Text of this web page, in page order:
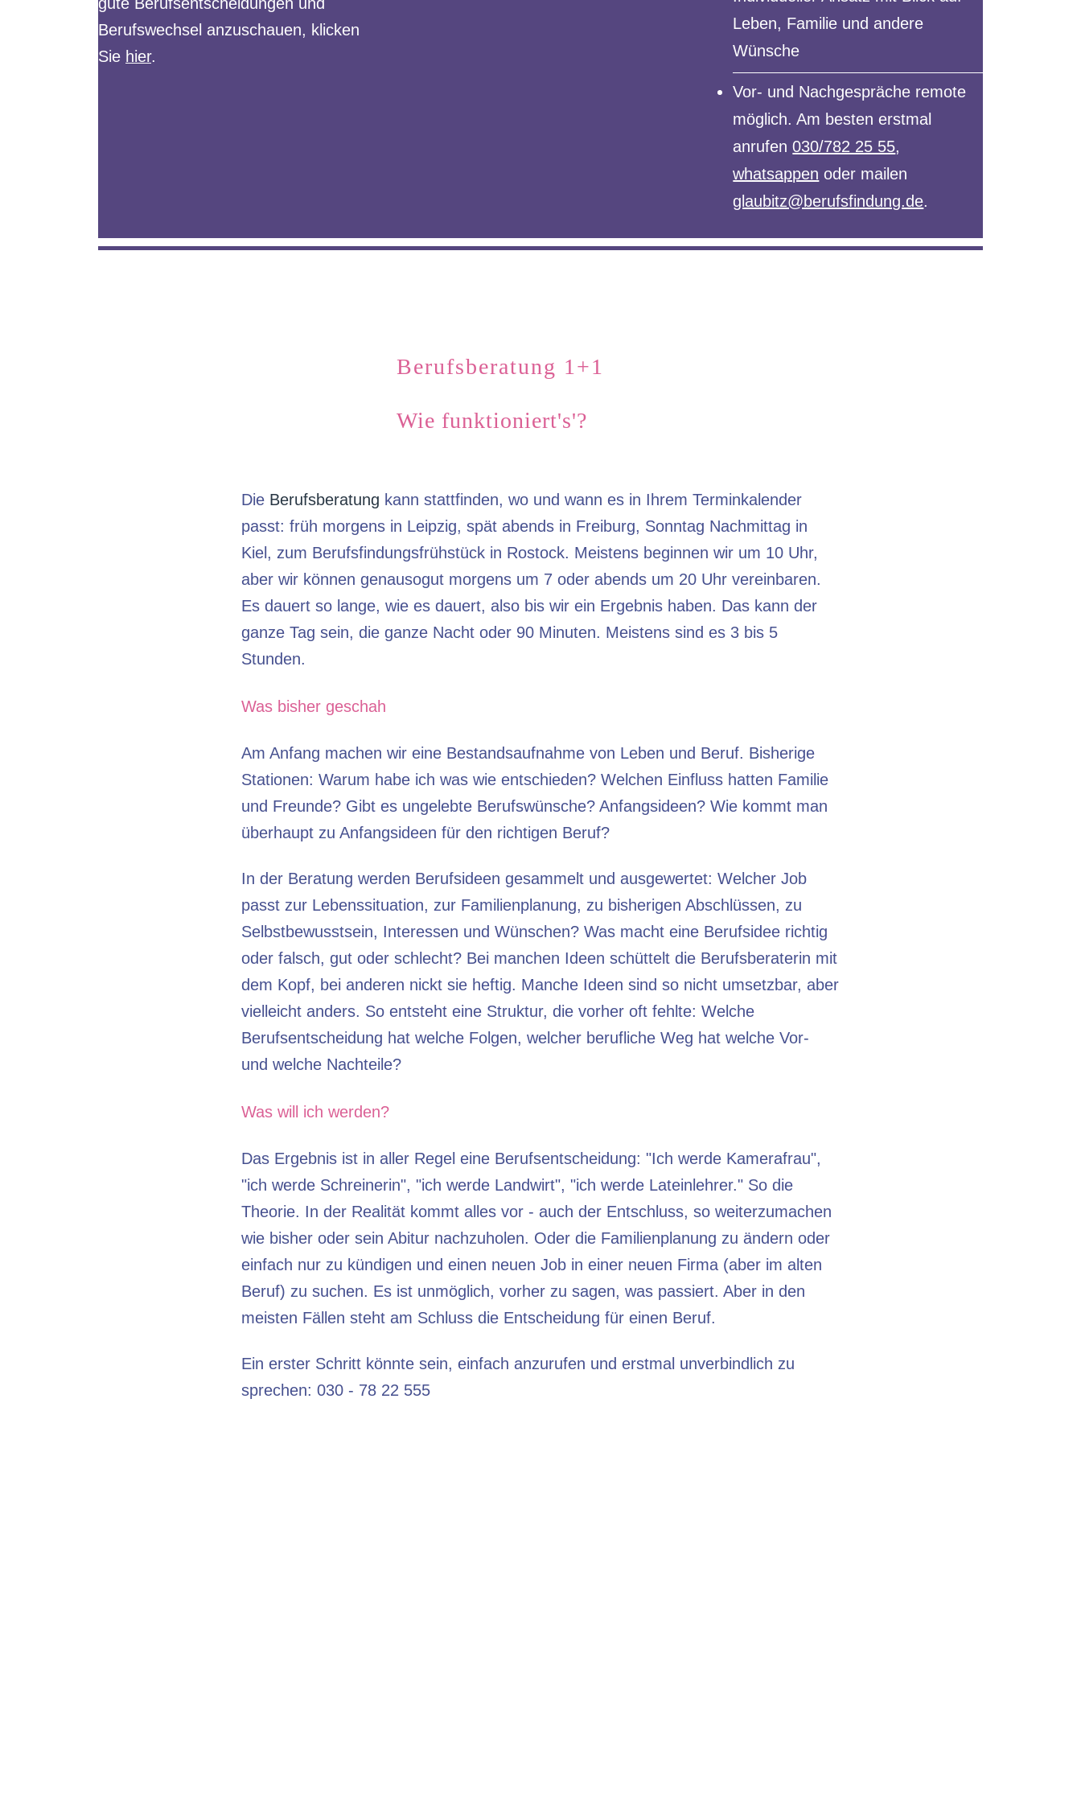
Berufswechsel anzuschauen, klicken
Sie hier.
Leben, Familie und andere
Wünsche
Vor- und Nachgespräche remote
möglich. Am besten erstmal
anrufen030/782 25 55,
whatsappen oder mailen
glaubitz@berufsfindung.de.
Berufsberatung 1+1
Wie funktioniert's'?
Die Berufsberatung kann stattfinden, wo und wann es in Ihrem Terminkalender
passt: früh morgens in Leipzig, spät abends in Freiburg, Sonntag Nachmittag in
Kiel, zum Berufsfindungsfrühstück in Rostock. Meistens beginnen wir um 10 Uhr,
aber wir können genausogut morgens um 7 oder abends um 20 Uhr vereinbaren.
Es dauert so lange, wie es dauert, also bis wir ein Ergebnis haben. Das kann der
ganze Tag sein, die ganze Nacht oder 90 Minuten. Meistens sind es 3 bis 5
Stunden.
Was bisher geschah
Am Anfang machen wir eine Bestandsaufnahme von Leben und Beruf. Bisherige
Stationen: Warum habe ich was wie entschieden? Welchen Einfluss hatten Familie
und Freunde? Gibt es ungelebte Berufswünsche? Anfangsideen? Wie kommt man
überhaupt zu Anfangsideen für den richtigen Beruf?
In der Beratung werden Berufsideen gesammelt und ausgewertet: Welcher Job
passt zur Lebenssituation, zur Familienplanung, zu bisherigen Abschlüssen, zu
Selbstbewusstsein, Interessen und Wünschen? Was macht eine Berufsidee richtig
oder falsch, gut oder schlecht? Bei manchen Ideen schüttelt die Berufsberaterin mit
dem Kopf, bei anderen nickt sie heftig. Manche Ideen sind so nicht umsetzbar, aber
vielleicht anders. So entsteht eine Struktur, die vorher oft fehlte: Welche
Berufsentscheidung hat welche Folgen, welcher berufliche Weg hat welche Vor-
und welche Nachteile?
Was will ich werden?
Das Ergebnis ist in aller Regel eine Berufsentscheidung: "Ich werde Kamerafrau",
"ich werde Schreinerin", "ich werde Landwirt", "ich werde Lateinlehrer." So die
Theorie. In der Realität kommt alles vor - auch der Entschluss, so weiterzumachen
wie bisher oder sein Abitur nachzuholen. Oder die Familienplanung zu ändern oder
einfach nur zu kündigen und einen neuen Job in einer neuen Firma (aber im alten
Beruf) zu suchen. Es ist unmöglich, vorher zu sagen, was passiert. Aber in den
meisten Fällen steht am Schluss die Entscheidung für einen Beruf.
Ein erster Schritt könnte sein, einfach anzurufen und erstmal unverbindlich zu
sprechen: 030 - 78 22 555